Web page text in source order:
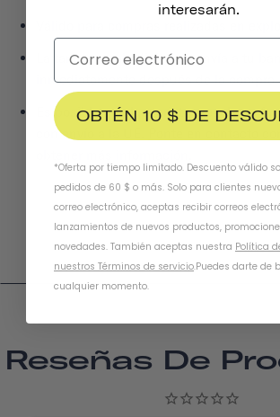
Válido para compras realizadas en
La tarjeta regalo digital se envía a tu
inmediatamente después de la compra.
Es posible que las tarjetas regalo no
con envío a la UE.
Ponte en contacto
Reseñas De
interesarán.
OBTÉN 10 $ DE
*Oferta por tiempo limitado. Descuento válido
pedidos de 60 $ o más. Solo para clientes
correo electrónico, aceptas recibir correos
lanzamientos de nuevos productos,
novedades. También aceptas nuestra Política
nuestros Términos de servicio.Puedes darte de
cualquier momento.